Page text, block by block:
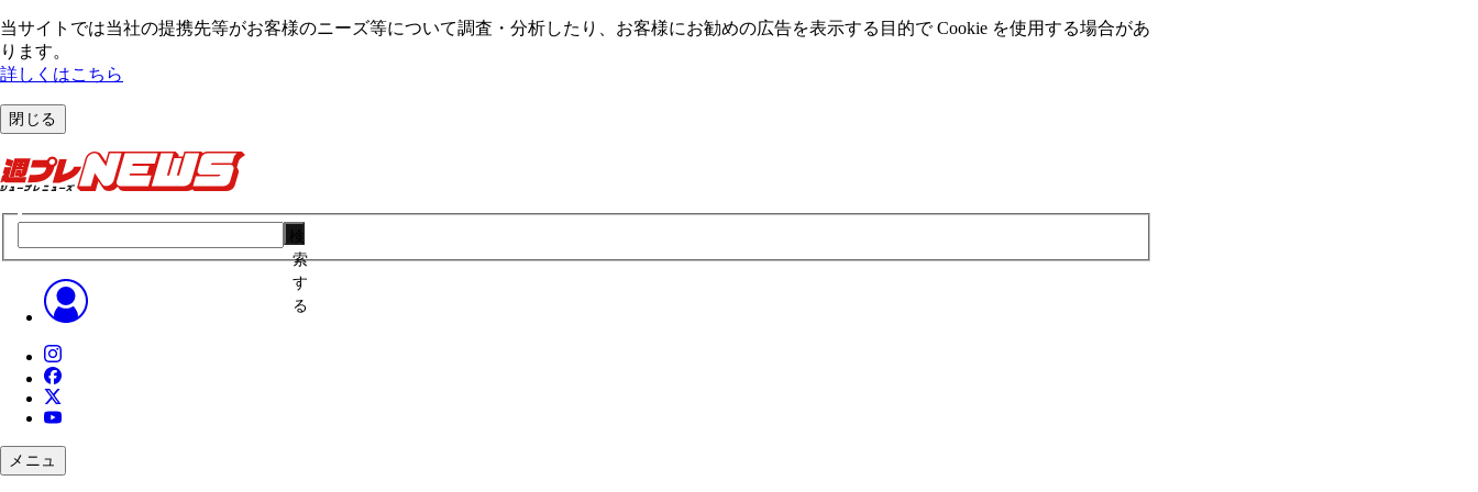
当サイトでは当社の提携先等がお客様のニーズ等について調査・分析したり、お客様にお勧めの広告を表⽰する⽬的で Cookie を使⽤する場合があ
ります。
詳しくはこちら
閉じる
索
す
る
メニュ